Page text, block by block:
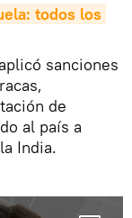
todos los
sanciones
de
al país a
India.